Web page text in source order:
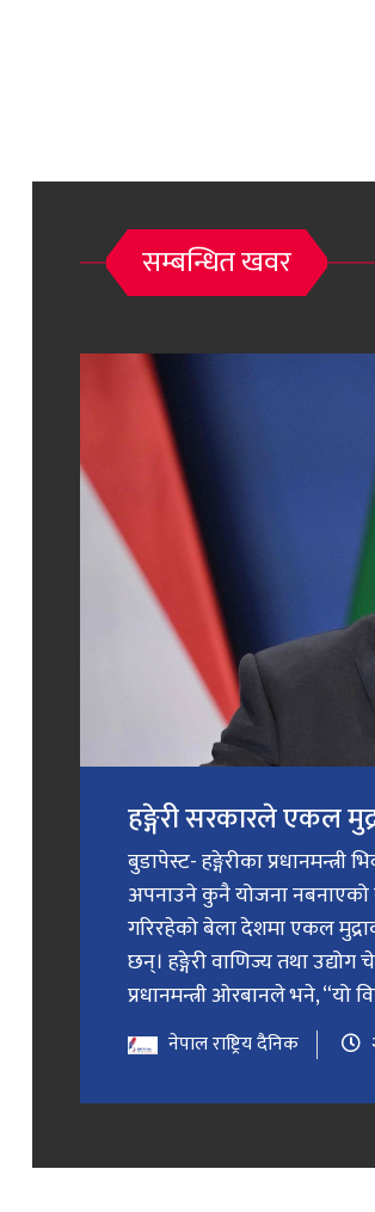
सम्बन्धित खवर
हङ्गेरी सरकारले एकल
बुडापेस्ट- हङ्गेरीका
अपनाउने कुनै योजना
गरिरहेको बेला देशमा एकल
छन्। हङ्गेरी वाणिज्य तथा उद्योग
प्रधानमन्त्री ओरबानले भने, “यो
नेपाल राष्ट्रिय दैनिक